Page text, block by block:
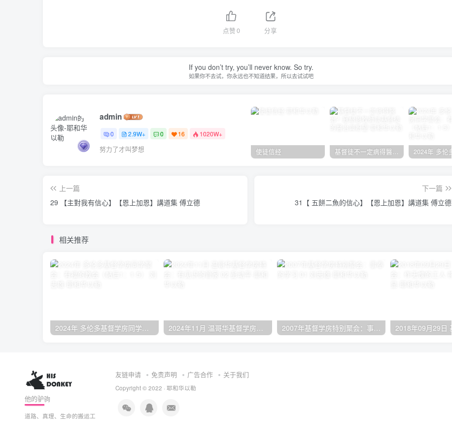
点赞0 分享
If you don’t try, you’ll never know. So try.
如果你不去试，你永远也不知道结果，所以去试试吧
admin
0 2.9W+ 0 16 1020W+
努力了才叫梦想 使徒信经
上一篇
29 【主對我有信心】【恩上加恩】講道集 傅立德
下一篇
31【 五餅二魚的信心】【恩上加恩】講道集 傅立德
相关推荐
他的驴驹
道路、真理、生命的搬运工
友链申请 免责声明 广告合作 关于我们
Copyright © 2022 · 耶和华以勒